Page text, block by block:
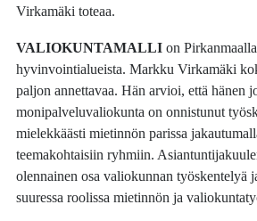
Virkamäki toteaa.
VALIOKUNTAMALLI on
hyvinvointialueista. Markku Virkamäki
paljon annettavaa. Hän arvioi, että hänen
monipalveluvaliokunta on onnistunut
mielekkäästi mietinnön parissa
teemakohtaisiin ryhmiin.
olennainen osa valiokunnan työskentelyä
suuressa roolissa mietinnön ja